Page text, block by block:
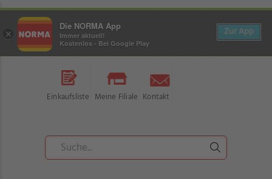
Einkaufsliste Meine Filiale Kontakt
×
Die NORMA App
Immer aktuell!
Kostenlos - Bei Google Play
Zur App